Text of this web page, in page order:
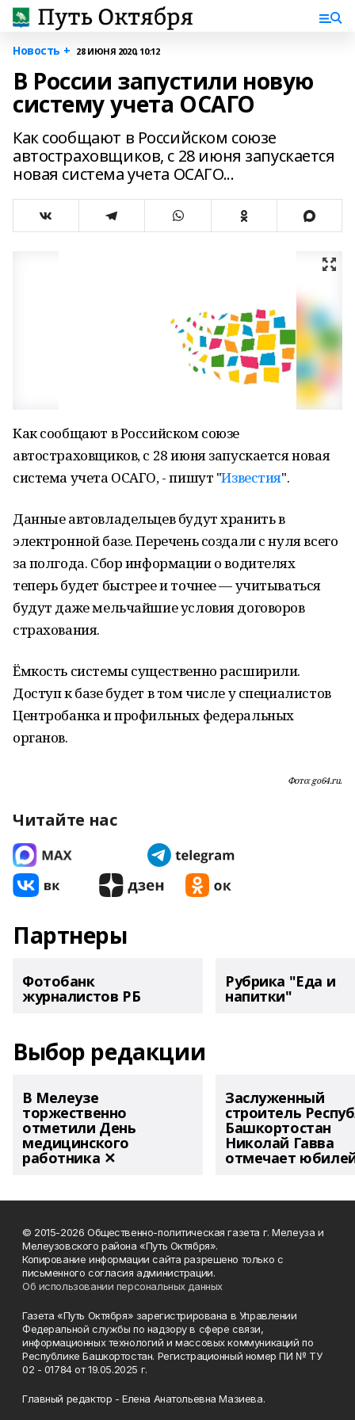
Новость + 28 ИЮНЯ 2020, 10:12
В России запустили новую
систему учета ОСАГО
Как сообщают в Российском союзе
автостраховщиков, с 28 июня запускается
новая система учета ОСАГО...
Как сообщают в Российском союзе
автостраховщиков, с 28 июня запускается новая
система учета ОСАГО, - пишут "Известия".
Данные автовладельцев будут хранить в
электронной базе. Перечень создали с нуля всего
за полгода. Сбор информации о водителях
теперь будет быстрее и точнее — учитываться
будут даже мельчайшие условия договоров
страхования.
Ёмкость системы существенно расширили.
Доступ к базе будет в том числе у специалистов
Центробанка и профильных федеральных
органов.
Фото: go64.ru.
Читайте нас
Партнеры
Фотобанк
журналистов РБ
Рубрика "Еда и
напитки"
Выбор редакции
В Мелеузе
торжественно
отметили День
медицинского
работника ✕
Заслуженный
строитель
Башкортостан
Николай Гавва
отмечает
© 2015-2026 Общественно-политическая газета г. Мелеуза и
Мелеузовского района «Путь Октября».
Копирование информации сайта разрешено только с
письменного согласия администрации.
Об использовании персональных данных
Газета «Путь Октября» зарегистрирована в Управлении
Федеральной службы по надзору в сфере связи,
информационных технологий и массовых коммуникаций по
Республике Башкортостан. Регистрационный номер ПИ № ТУ
02 - 01784 от 19.05.2025 г.
Главный редактор - Елена Анатольевна Мазиева.